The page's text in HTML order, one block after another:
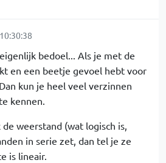
bedoel... Als je met de
en een beetje gevoel hebt voor
kun je heel veel verzinnen
kennen.
weerstand (wat logisch is,
in serie zet, dan tel je ze
is lineair.